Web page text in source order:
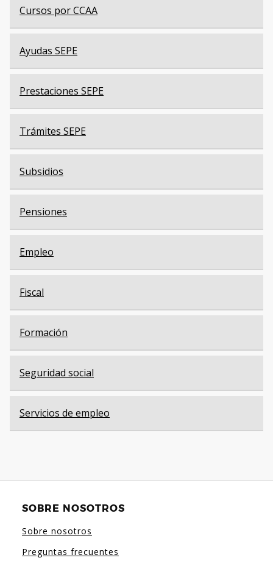
Cursos por CCAA
Ayudas SEPE
Prestaciones SEPE
Trámites SEPE
Subsidios
Pensiones
Empleo
Fiscal
Formación
Seguridad social
Servicios de empleo
SOBRE NOSOTROS
Sobre nosotros
Preguntas frecuentes